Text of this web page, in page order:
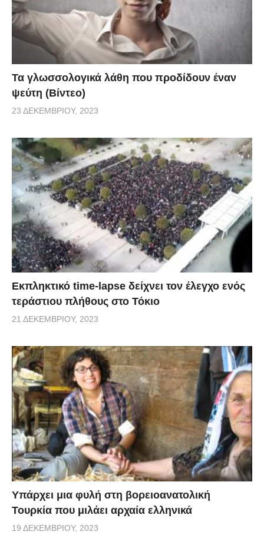
Τα γλωσσολογικά λάθη που προδίδουν έναν
ψεύτη (Βίντεο)
23 ΔΕΚΕΜΒΡΊΟΥ, 2023
Εκπληκτικό time-lapse δείχνει τον έλεγχο ενός
τεράστιου πλήθους στο Τόκιο
21 ΔΕΚΕΜΒΡΊΟΥ, 2023
Υπάρχει μια φυλή στη βορειοανατολική
Τουρκία που μιλάει αρχαία ελληνικά
19 ΔΕΚΕΜΒΡΊΟΥ, 2023